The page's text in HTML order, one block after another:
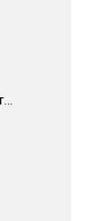
Ночной музпостинг